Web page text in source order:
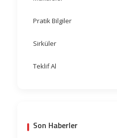
Pratik Bilgiler
Sirküler
Teklif Al
Son Haberler